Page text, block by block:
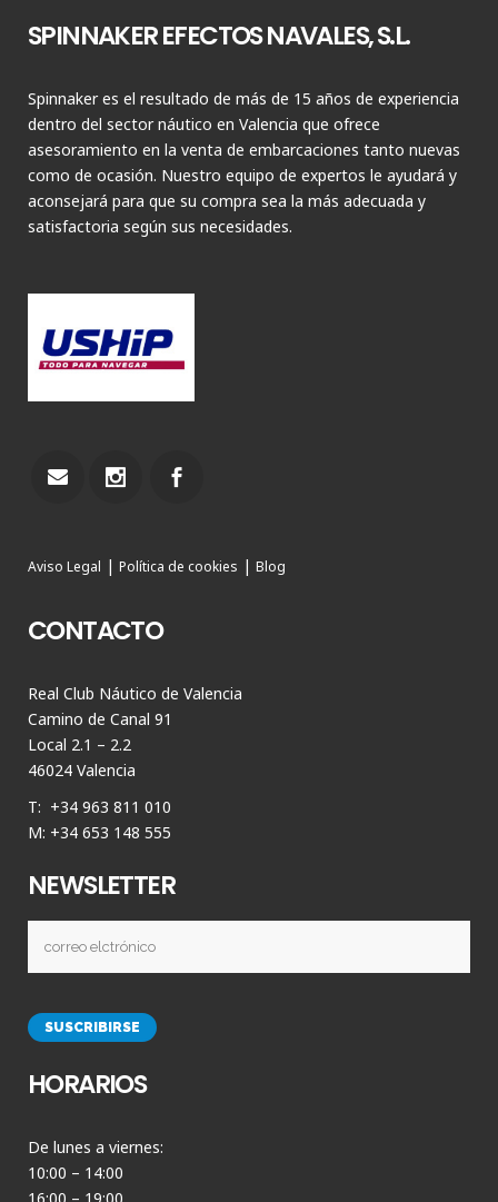
SPINNAKER EFECTOS NAVALES, S.L.
Spinnaker es el resultado de más de 15 años de experiencia
dentro del sector náutico en Valencia que ofrece
asesoramiento en la venta de embarcaciones tanto nuevas
como de ocasión. Nuestro equipo de expertos le ayudará y
aconsejará para que su compra sea la más adecuada y
satisfactoria según sus necesidades.
Aviso Legal | Política de cookies | Blog
CONTACTO
Real Club Náutico de Valencia
Camino de Canal 91
Local 2.1 – 2.2
46024 Valencia
T: +34 963 811 010
M: +34 653 148 555
NEWSLETTER
HORARIOS
De lunes a viernes:
10:00 – 14:00